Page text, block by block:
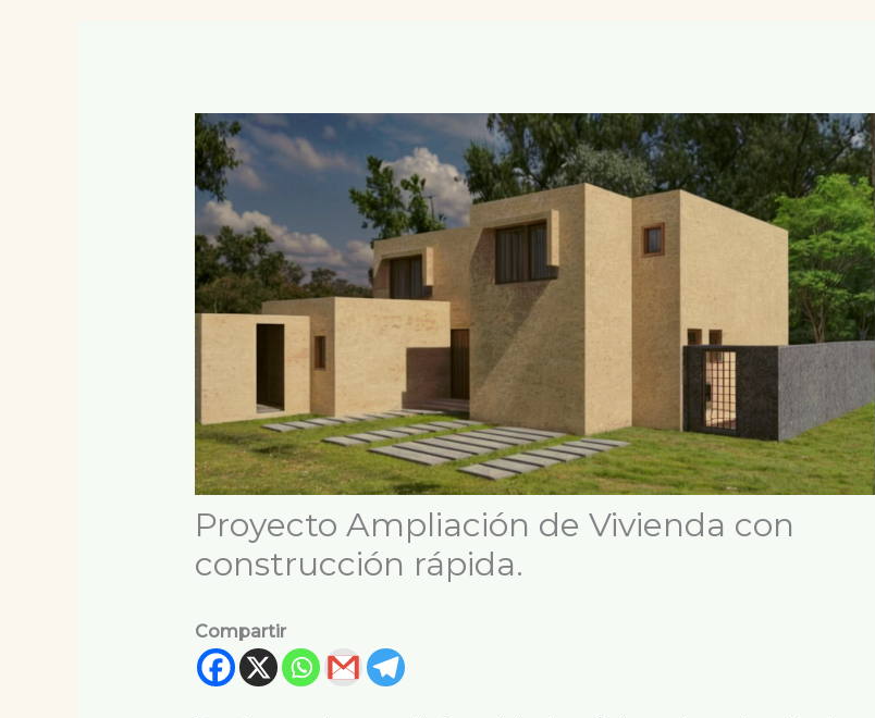
Proyecto Ampliación de Vivienda con
construcción rápida.
Compartir